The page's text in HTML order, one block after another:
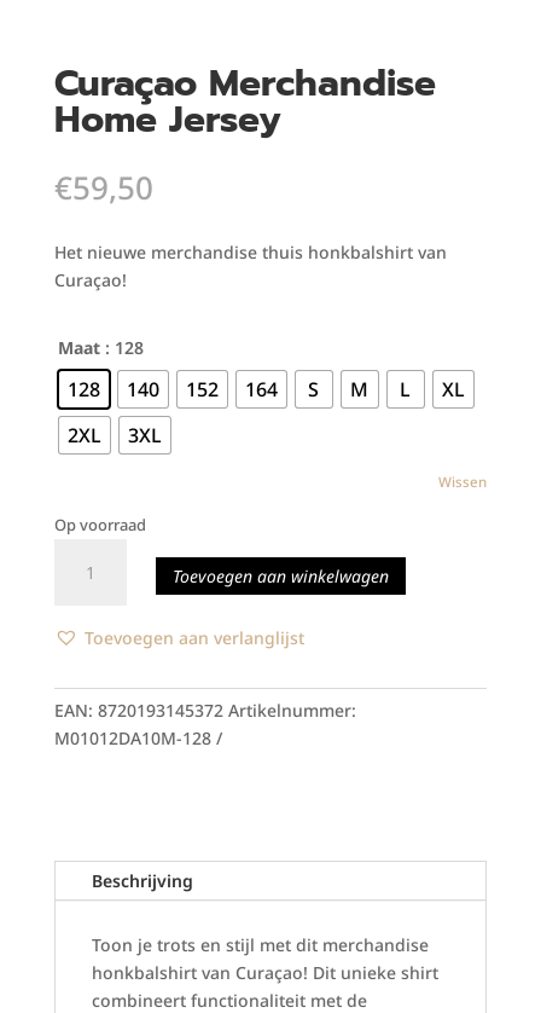
Curaçao Merchandise
Home Jersey
€59,50
Het nieuwe merchandise thuis honkbalshirt van
Curaçao!
Maat : 128
128 140 152 164 S M L
XL
2XL
3XL
Wissen
Op voorraad
Merchandise
Jersey
Toevoegen aan winkelwagen
Toevoegen aan verlanglijst
EAN: 8720193145372 Artikelnummer:
M01012DA10M-128
Beschrijving
Toon je trots en stijl met dit merchandise
honkbalshirt van Curaçao! Dit unieke shirt
combineert functionaliteit met de